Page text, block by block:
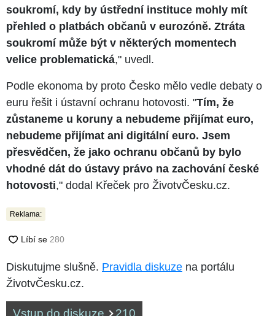
soukromí, kdy by ústřední instituce mohly mít
přehled o platbách občanů v eurozóně. Ztráta
soukromí může být v některých momentech
velice problematická," uvedl.
Podle ekonoma by proto Česko mělo vedle debaty o
euru řešit i ústavní ochranu hotovosti. "Tím, že
zůstaneme u koruny a nebudeme přijímat euro,
nebudeme přijímat ani digitální euro. Jsem
přesvědčen, že jako ochranu občanů by bylo
vhodné dát do ústavy právo na zachování české
hotovosti," dodal Křeček pro ŽivotvČesku.cz.
Reklama:
Diskutujme slušně. Pravidla diskuze na portálu
ŽivotvČesku.cz.
Vstup do diskuze 210